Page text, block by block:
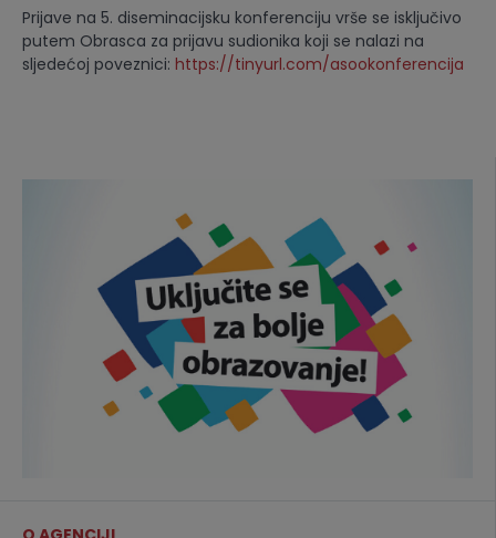
Prijave na 5. diseminacijsku konferenciju vrše se isključivo
putem Obrasca za prijavu sudionika koji se nalazi na
sljedećoj poveznici: https://tinyurl.com/asookonferencija